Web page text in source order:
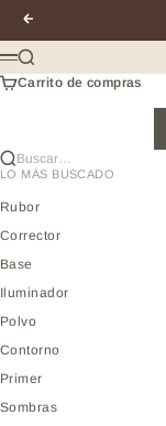
Anterior
Menú
Buscar
Carrito de compras
Buscar…
LO MÁS BUSCADO
Rubor
Corrector
Base
Iluminador
Polvo
Contorno
Primer
Sombras